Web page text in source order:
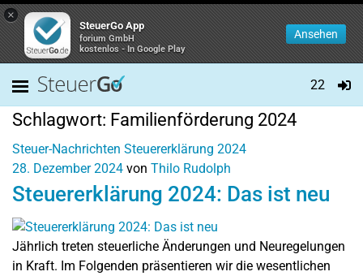
×
SteuerGo App
forium GmbH
kostenlos - In Google Play
Ansehen
22
Schlagwort: Familienförderung 2024
Steuer-Nachrichten Steuererklärung 2024
28. Dezember 2024 von Thilo Rudolph
Steuererklärung 2024: Das ist neu
Jährlich treten steuerliche Änderungen und Neuregelungen
in Kraft. Im Folgenden präsentieren wir die wesentlichen